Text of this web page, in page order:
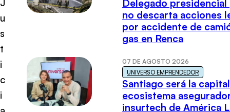
J
u
s
t
i
c
i
Delegado presidencial
no descarta acciones
por accidente de
gas en Renca
07 DE AGOSTO 2026
UNIVERSO EMPRENDEDOR
Santiago será la
ecosistema
insurtech de América